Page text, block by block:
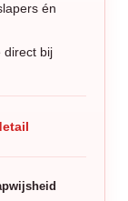
én
direct bij